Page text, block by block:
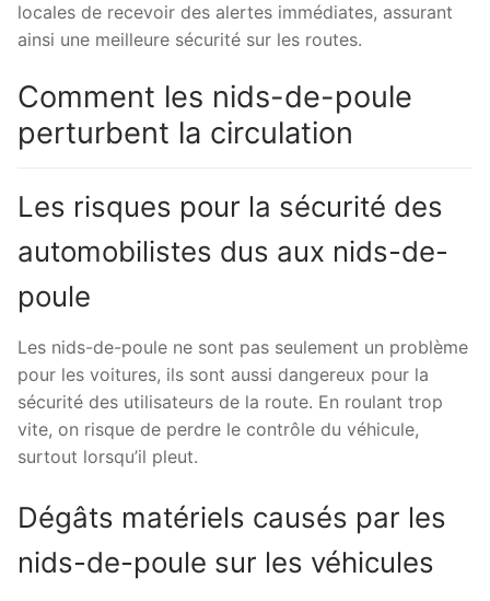
locales de recevoir des alertes immédiates, assurant
ainsi une meilleure sécurité sur les routes.
Comment les nids-de-poule
perturbent la circulation
Les risques pour la sécurité des
automobilistes dus aux nids-de-
poule
Les nids-de-poule ne sont pas seulement un problème
pour les voitures, ils sont aussi dangereux pour la
sécurité des utilisateurs de la route. En roulant trop
vite, on risque de perdre le contrôle du véhicule,
surtout lorsqu’il pleut.
Dégâts matériels causés par les
nids-de-poule sur les véhicules